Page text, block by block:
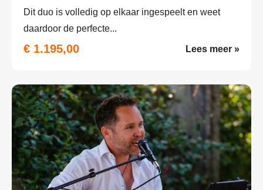
Dit duo is volledig op elkaar ingespeelt en weet
daardoor de perfecte...
€ 1.195,00 Lees meer »